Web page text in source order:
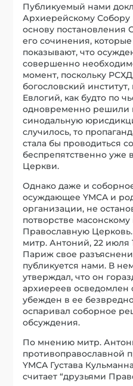
Публикуемый нами
Архиерейскому Собору
основу постановления
его сочинения,
показывают, что
совершенно
момент, поскольку
богословский
Евлогий, как будто по
одновременно решили
синодальную
случилось, то
стала бы проводиться
беспрепятственно уже
Церкви.
Однако даже и
осуждающее YMCA и
организации, не
потворстве
Православную
митр. Антоний, 22 июля
Париж свое
публикуется нами. В
утверждал, что он
архиереев осведомлен
убежден в ее
оспаривал соборное
обсуждения.
По мнению митр.
противоправославной
YMCA Густава
считает “друзьями